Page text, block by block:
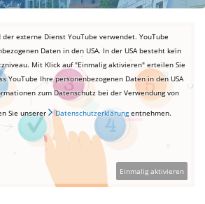
der externe Dienst YouTube verwendet. YouTube
Daten in den USA. In der USA besteht kein
Mit Klick auf "Einmalig aktivieren" erteilen Sie
YouTube Ihre personenbezogenen Daten in den USA
zum Datenschutz bei der Verwendung von
Sie unserer Datenschutzerklärungentnehmen.
Einmalig aktivieren